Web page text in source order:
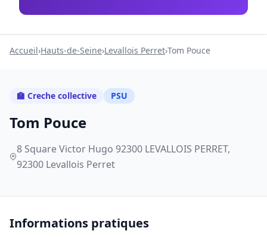
Accueil›Hauts-de-Seine›Levallois Perret›Tom Pouce
🏫 Creche collective PSU
Tom Pouce
8 Square Victor Hugo 92300 LEVALLOIS PERRET,
92300 Levallois Perret
Informations pratiques